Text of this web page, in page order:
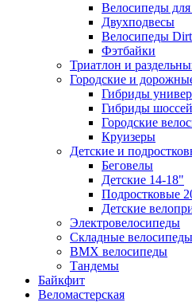
Велосипеды для
Двухподвесы
Велосипеды
Фэтбайки
Триатлон и
Городские и
Гибриды
Гибриды
Городские
Круизеры
Детские и
Беговелы
Детские 14-18"
Подростковые
Детские
Электровелосипеды
Складные велосипеды
BMX велосипеды
Тандемы
Байкфит
Веломастерская